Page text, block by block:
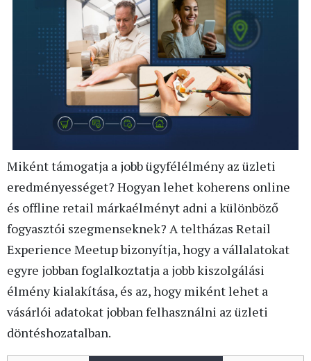
Miként támogatja a jobb ügyfélélmény az üzleti
eredményességet? Hogyan lehet koherens online
és offline retail márkaélményt adni a különböző
fogyasztói szegmenseknek? A teltházas Retail
Experience Meetup bizonyítja, hogy a vállalatokat
egyre jobban foglalkoztatja a jobb kiszolgálási
élmény kialakítása, és az, hogy miként lehet a
vásárlói adatokat jobban felhasználni az üzleti
döntéshozatalban.